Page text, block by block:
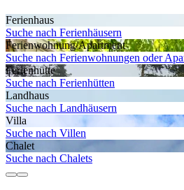
Ferienhaus
Suche nach Ferienhäusern
Ferienwohnung/Apartment
Suche nach Ferienwohnungen oder
Ferienhütte
Suche nach Ferienhütten
Landhaus
Suche nach Landhäusern
Villa
Suche nach Villen
Chalet
Suche nach Chalets